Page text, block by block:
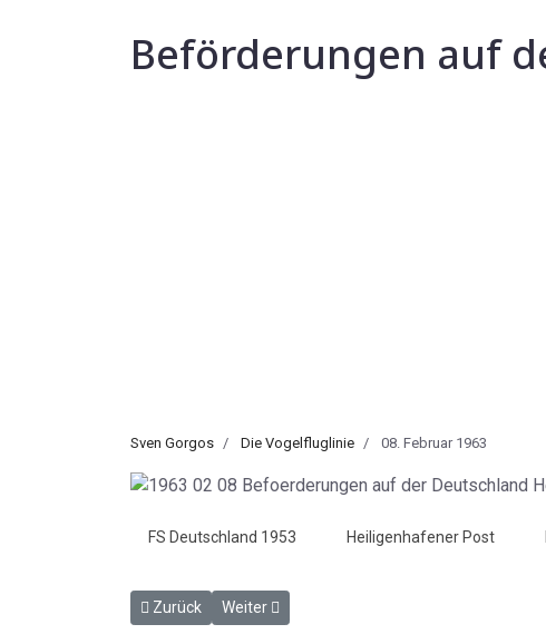
Beförderungen auf
Sven Gorgos Die Vogelfluglinie 08. Februar 1963
FS Deutschland 1953 Heiligenhafener Post
Vorheriger Beitrag: Vor 60 Jahren am 7. Februar 1903 - HP
Zurück Nächster Beitrag: Fährschiffe im Eis - HP
Weiter